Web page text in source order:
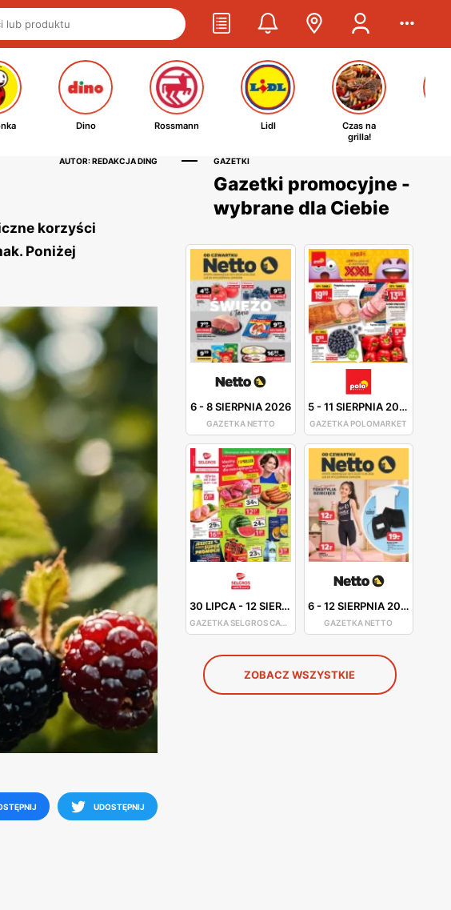
Dino Rossmann Lidl
Czas na
grilla!
AUTOR: REDAKCJA DING
korzyści
Poniżej
UDOSTĘPNIJ
GAZETKI
Gazetki promocyjne -
wybrane dla Ciebie
6-8 SIERPNIA 2026
GAZETKA NETTO
5-11 SIERPNIA 2026
GAZETKA POLOMARKET
30 LIPCA-12 SIERPNIA 2026
GAZETKA SELGROS CASH&CARRY
6-12 SIERPNIA 2026
GAZETKA NETTO
ZOBACZ WSZYSTKIE